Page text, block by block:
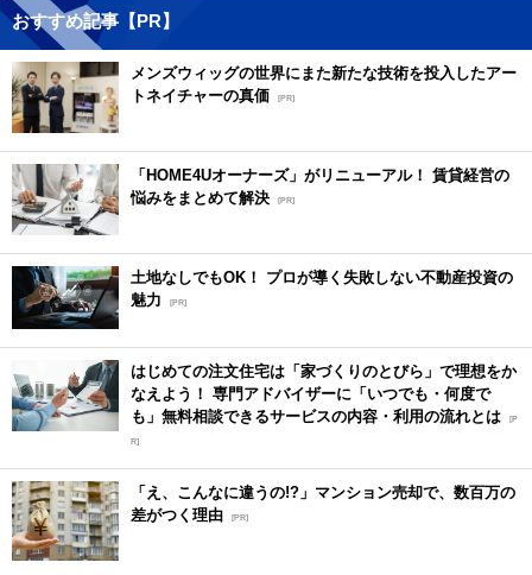
おすすめ記事【PR】
メンズウィッグの世界にまた新たな技術を投入したアー
トネイチャーの真価 [PR]
「HOME4Uオーナーズ」がリニューアル！ 賃貸経営の
悩みをまとめて解決 [PR]
土地なしでもOK！ プロが導く失敗しない不動産投資の
魅力
[PR]
はじめての注文住宅は「家づくりのとびら」で理想をか
なえよう！ 専門アドバイザーに「いつでも・何度で
も」無料相談できるサービスの内容・利用の流れとは [P
R]
「え、こんなに違うの!?」マンション売却で、数百万の
差がつく理由 [PR]